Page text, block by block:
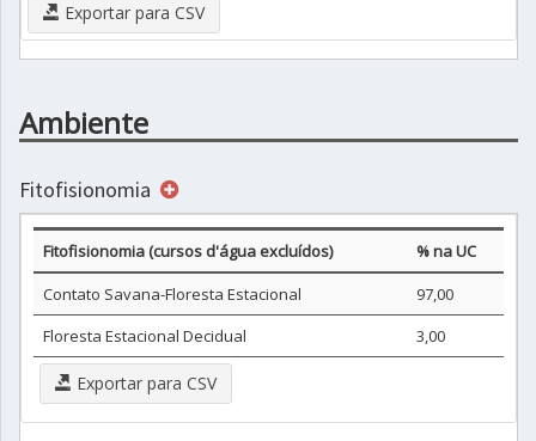
Exportar para CSV
Ambiente
Fitofisionomia
Fitofisionomia (cursos d'água excluídos)
% na UC
Contato Savana-Floresta Estacional
97,00
Floresta Estacional Decidual
3,00
Exportar para CSV